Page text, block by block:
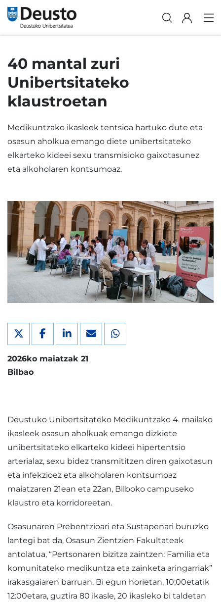
40 mantal zuri
Unibertsitateko
klaustroetan
Medikuntzako ikasleek tentsioa hartuko dute eta
osasun aholkua emango diete unibertsitateko
elkarteko kideei sexu transmisioko gaixotasunez
eta alkoholaren kontsumoaz.
2026ko maiatzak 21
Bilbao
Deustuko Unibertsitateko Medikuntzako 4. mailako
ikasleek osasun aholkuak emango dizkiete
unibertsitateko elkarteko kideei hipertentsio
arterialaz, sexu bidez transmititzen diren gaixotasun
eta infekzioez eta alkoholaren kontsumoaz
maiatzaren 21ean eta 22an, Bilboko campuseko
klaustro eta korridoreetan.
Osasunaren Prebentzioari eta Sustapenari buruzko
lantegi bat da, Osasun Zientzien Fakultateak
antolatua, “Pertsonaren bizitza zaintzen: Familia eta
komunitateko medikuntza eta zainketa aringarriak”
irakasgaiaren barruan. Bi egun horietan, 10:00etatik
12:00etara, guztira 80 ikasle, 20 ikasleko bi taldetan